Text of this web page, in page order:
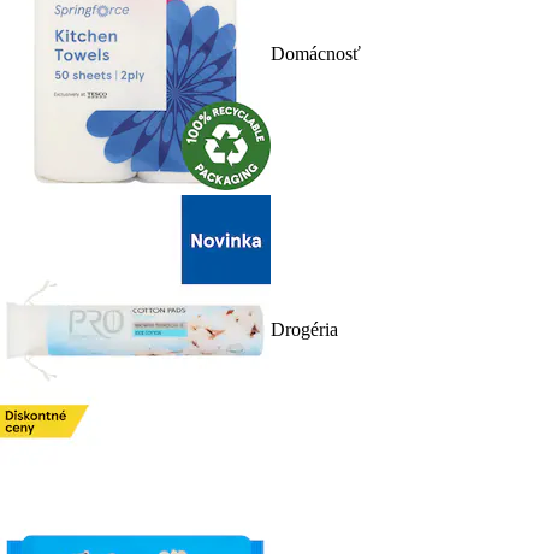
Domácnosť
Drogéria